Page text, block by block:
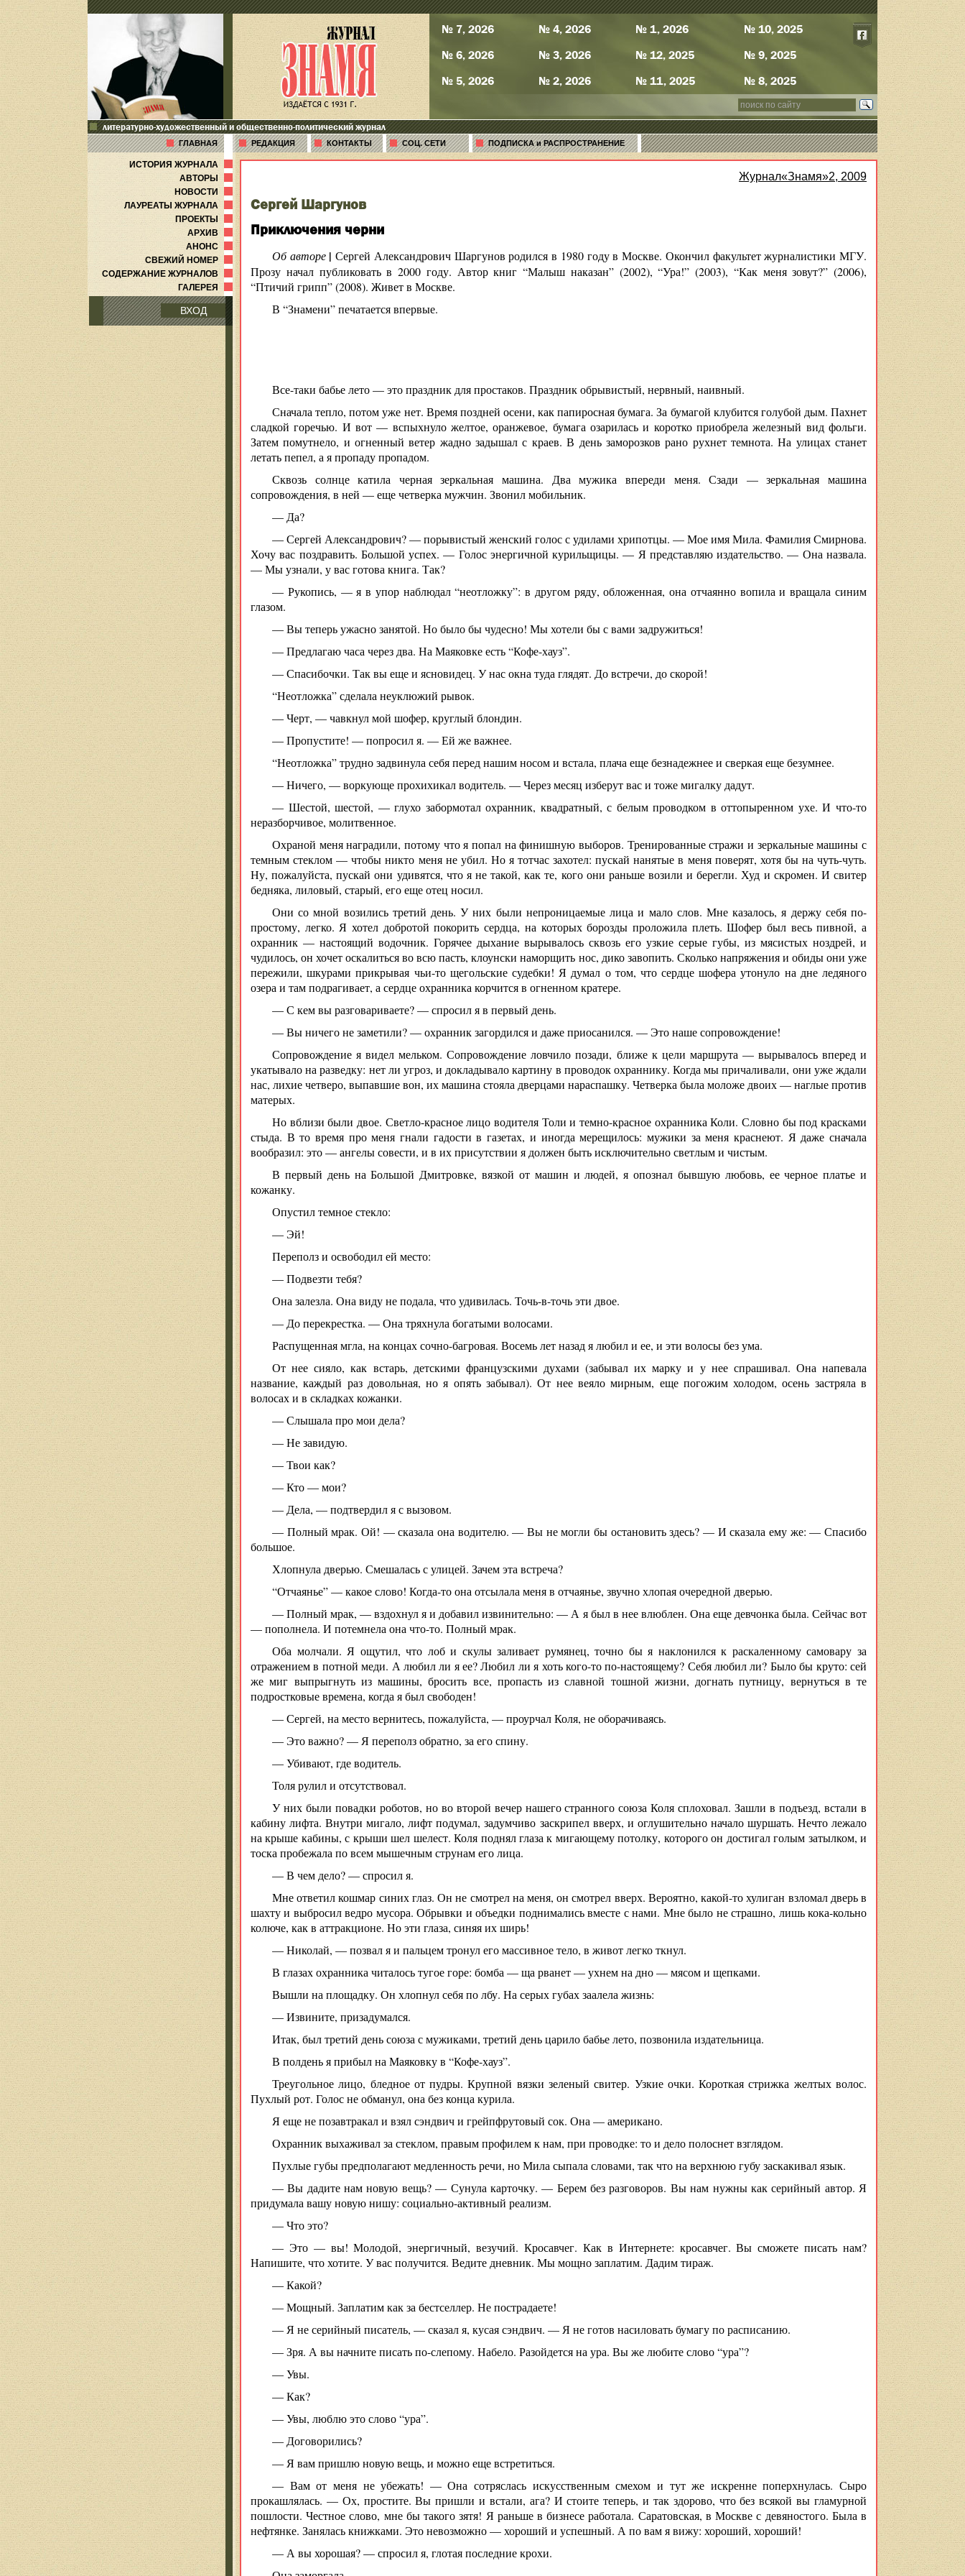
№ 7, 2026
№ 6, 2026
№ 5, 2026
№ 4, 2026
№ 3, 2026
№ 2, 2026
№ 1, 2026
№ 12, 2025
№ 11, 2025
№ 10, 2025
№ 9, 2025
№ 8, 2025
литературно-художественный и общественно-политический журнал
ГЛАВНАЯ РЕДАКЦИЯ КОНТАКТЫ СОЦ. СЕТИ ПОДПИСКА и РАСПРОСТРАНЕНИЕ
ИСТОРИЯ ЖУРНАЛА
АВТОРЫ
НОВОСТИ
ЛАУРЕАТЫ ЖУРНАЛА
ПРОЕКТЫ
АРХИВ
АНОНС
СВЕЖИЙ НОМЕР
СОДЕРЖАНИЕ ЖУРНАЛОВ
ГАЛЕРЕЯ
ВХОД
Журнал«Знамя»2, 2009
Сергей Шаргунов
Приключения черни
Об авторе | Сергей Александрович Шаргунов родился в 1980 году в Москве. Окончил факультет журналистики МГУ.
Прозу начал публиковать в 2000 году. Автор книг “Малыш наказан” (2002), “Ура!” (2003), “Как меня зовут?” (2006),
“Птичий грипп” (2008). Живет в Москве.
В “Знамени” печатается впервые.
Все-таки бабье лето — это праздник для простаков. Праздник обрывистый, нервный, наивный.
Сначала тепло, потом уже нет. Время поздней осени, как папиросная бумага. За бумагой клубится голубой дым. Пахнет
сладкой горечью. И вот — вспыхнуло желтое, оранжевое, бумага озарилась и коротко приобрела железный вид фольги.
Затем помутнело, и огненный ветер жадно задышал с краев. В день заморозков рано рухнет темнота. На улицах станет
летать пепел, а я пропаду пропадом.
Сквозь солнце катила черная зеркальная машина. Два мужика впереди меня. Сзади — зеркальная машина
сопровождения, в ней — еще четверка мужчин. Звонил мобильник.
— Да?
— Сергей Александрович? — порывистый женский голос с удилами хрипотцы. — Мое имя Мила. Фамилия Смирнова.
Хочу вас поздравить. Большой успех. — Голос энергичной курильщицы. — Я представляю издательство. — Она назвала.
— Мы узнали, у вас готова книга. Так?
— Рукопись, — я в упор наблюдал “неотложку”: в другом ряду, обложенная, она отчаянно вопила и вращала синим
глазом.
— Вы теперь ужасно занятой. Но было бы чудесно! Мы хотели бы с вами задружиться!
— Предлагаю часа через два. На Маяковке есть “Кофе-хауз”.
— Спасибочки. Так вы еще и ясновидец. У нас окна туда глядят. До встречи, до скорой!
“Неотложка” сделала неуклюжий рывок.
— Черт, — чавкнул мой шофер, круглый блондин.
— Пропустите! — попросил я. — Ей же важнее.
“Неотложка” трудно задвинула себя перед нашим носом и встала, плача еще безнадежнее и сверкая еще безумнее.
— Ничего, — воркующе прохихикал водитель. — Через месяц изберут вас и тоже мигалку дадут.
— Шестой, шестой, — глухо забормотал охранник, квадратный, с белым проводком в оттопыренном ухе. И что-то
неразборчивое, молитвенное.
Охраной меня наградили, потому что я попал на финишную выборов. Тренированные стражи и зеркальные машины с
темным стеклом — чтобы никто меня не убил. Но я тотчас захотел: пускай нанятые в меня поверят, хотя бы на чуть-чуть.
Ну, пожалуйста, пускай они удивятся, что я не такой, как те, кого они раньше возили и берегли. Худ и скромен. И свитер
бедняка, лиловый, старый, его еще отец носил.
Они со мной возились третий день. У них были непроницаемые лица и мало слов. Мне казалось, я держу себя по-
простому, легко. Я хотел добротой покорить сердца, на которых борозды проложила плеть. Шофер был весь пивной, а
охранник — настоящий водочник. Горячее дыхание вырывалось сквозь его узкие серые губы, из мясистых ноздрей, и
чудилось, он хочет оскалиться во всю пасть, клоунски наморщить нос, дико завопить. Сколько напряжения и обиды они уже
пережили, шкурами прикрывая чьи-то щегольские судебки! Я думал о том, что сердце шофера утонуло на дне ледяного
озера и там подрагивает, а сердце охранника корчится в огненном кратере.
— С кем вы разговариваете? — спросил я в первый день.
— Вы ничего не заметили? — охранник загордился и даже приосанился. — Это наше сопровождение!
Сопровождение я видел мельком. Сопровождение ловчило позади, ближе к цели маршрута — вырывалось вперед и
укатывало на разведку: нет ли угроз, и докладывало картину в проводок охраннику. Когда мы причаливали, они уже ждали
нас, лихие четверо, выпавшие вон, их машина стояла дверцами нараспашку. Четверка была моложе двоих — наглые против
матерых.
Но вблизи были двое. Светло-красное лицо водителя Толи и темно-красное охранника Коли. Словно бы под красками
стыда. В то время про меня гнали гадости в газетах, и иногда мерещилось: мужики за меня краснеют. Я даже сначала
вообразил: это — ангелы совести, и в их присутствии я должен быть исключительно светлым и чистым.
В первый день на Большой Дмитровке, вязкой от машин и людей, я опознал бывшую любовь, ее черное платье и
кожанку.
Опустил темное стекло:
— Эй!
Переполз и освободил ей место:
— Подвезти тебя?
Она залезла. Она виду не подала, что удивилась. Точь-в-точь эти двое.
— До перекрестка. — Она тряхнула богатыми волосами.
Распущенная мгла, на концах сочно-багровая. Восемь лет назад я любил и ее, и эти волосы без ума.
От нее сияло, как встарь, детскими французскими духами (забывал их марку и у нее спрашивал. Она напевала
название, каждый раз довольная, но я опять забывал). От нее веяло мирным, еще погожим холодом, осень застряла в
волосах и в складках кожанки.
— Слышала про мои дела?
— Не завидую.
— Твои как?
— Кто — мои?
— Дела, — подтвердил я с вызовом.
— Полный мрак. Ой! — сказала она водителю. — Вы не могли бы остановить здесь? — И сказала ему же: — Спасибо
большое.
Хлопнула дверью. Смешалась с улицей. Зачем эта встреча?
“Отчаянье” — какое слово! Когда-то она отсылала меня в отчаянье, звучно хлопая очередной дверью.
— Полный мрак, — вздохнул я и добавил извинительно: — А я был в нее влюблен. Она еще девчонка была. Сейчас вот
— пополнела. И потемнела она что-то. Полный мрак.
Оба молчали. Я ощутил, что лоб и скулы заливает румянец, точно бы я наклонился к раскаленному самовару за
отражением в потной меди. А любил ли я ее? Любил ли я хоть кого-то по-настоящему? Себя любил ли? Было бы круто: сей
же миг выпрыгнуть из машины, бросить все, пропасть из славной тошной жизни, догнать путницу, вернуться в те
подростковые времена, когда я был свободен!
— Сергей, на место вернитесь, пожалуйста, — проурчал Коля, не оборачиваясь.
— Это важно? — Я переполз обратно, за его спину.
— Убивают, где водитель.
Толя рулил и отсутствовал.
У них были повадки роботов, но во второй вечер нашего странного союза Коля сплоховал. Зашли в подъезд, встали в
кабину лифта. Внутри мигало, лифт подумал, задумчиво заскрипел вверх, и оглушительно начало шуршать. Нечто лежало
на крыше кабины, с крыши шел шелест. Коля поднял глаза к мигающему потолку, которого он достигал голым затылком, и
тоска пробежала по всем мышечным струнам его лица.
— В чем дело? — спросил я.
Мне ответил кошмар синих глаз. Он не смотрел на меня, он смотрел вверх. Вероятно, какой-то хулиган взломал дверь в
шахту и выбросил ведро мусора. Обрывки и объедки поднимались вместе с нами. Мне было не страшно, лишь кока-кольно
колюче, как в аттракционе. Но эти глаза, синяя их ширь!
— Николай, — позвал я и пальцем тронул его массивное тело, в живот легко ткнул.
В глазах охранника читалось тугое горе: бомба — ща рванет — ухнем на дно — мясом и щепками.
Вышли на площадку. Он хлопнул себя по лбу. На серых губах заалела жизнь:
— Извините, призадумался.
Итак, был третий день союза с мужиками, третий день царило бабье лето, позвонила издательница.
В полдень я прибыл на Маяковку в “Кофе-хауз”.
Треугольное лицо, бледное от пудры. Крупной вязки зеленый свитер. Узкие очки. Короткая стрижка желтых волос.
Пухлый рот. Голос не обманул, она без конца курила.
Я еще не позавтракал и взял сэндвич и грейпфрутовый сок. Она — американо.
Охранник выхаживал за стеклом, правым профилем к нам, при проводке: то и дело полоснет взглядом.
Пухлые губы предполагают медленность речи, но Мила сыпала словами, так что на верхнюю губу заскакивал язык.
— Вы дадите нам новую вещь? — Сунула карточку. — Берем без разговоров. Вы нам нужны как серийный автор. Я
придумала вашу новую нишу: социально-активный реализм.
— Что это?
— Это — вы! Молодой, энергичный, везучий. Кросавчег. Как в Интернете: кросавчег. Вы сможете писать нам?
Напишите, что хотите. У вас получится. Ведите дневник. Мы мощно заплатим. Дадим тираж.
— Какой?
— Мощный. Заплатим как за бестселлер. Не пострадаете!
— Я не серийный писатель, — сказал я, кусая сэндвич. — Я не готов насиловать бумагу по расписанию.
— Зря. А вы начните писать по-слепому. Набело. Разойдется на ура. Вы же любите слово “ура”?
— Увы.
— Как?
— Увы, люблю это слово “ура”.
— Договорились?
— Я вам пришлю новую вещь, и можно еще встретиться.
— Вам от меня не убежать! — Она сотряслась искусственным смехом и тут же искренне поперхнулась. Сыро
прокашлялась. — Ох, простите. Вы пришли и встали, ага? И стоите теперь, и так здорово, что без всякой вы гламурной
пошлости. Честное слово, мне бы такого зятя! Я раньше в бизнесе работала. Саратовская, в Москве с девяностого. Была в
нефтянке. Занялась книжками. Это невозможно — хороший и успешный. А по вам я вижу: хороший, хороший!
— А вы хорошая? — спросил я, глотая последние крохи.